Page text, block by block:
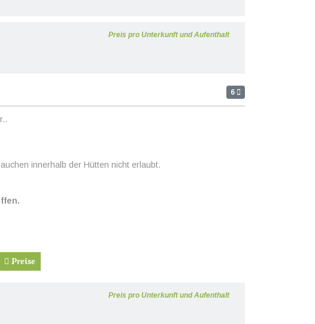
Preis pro Unterkunft und Aufenthalt
6
innerhalb der Hütten nicht erlaubt.
Preise
Preis pro Unterkunft und Aufenthalt